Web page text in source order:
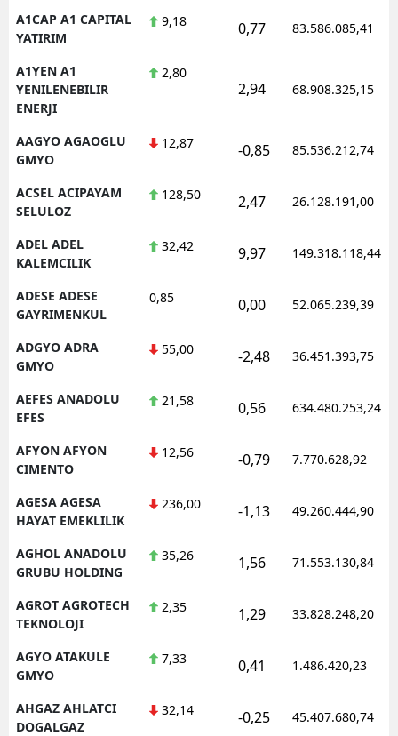
A1CAP A1 CAPITAL
YATIRIM
9,18 0,77 83.586.085,41
A1YEN A1
YENILENEBILIR
ENERJI
2,80
2,94 68.908.325,15
AAGYO AGAOGLU
GMYO
12,87 -0,85 85.536.212,74
ACSEL ACIPAYAM
SELULOZ
128,50 2,47 26.128.191,00
ADEL ADEL
KALEMCILIK
32,42 9,97 149.318.118,44
ADESE ADESE
GAYRIMENKUL
0,85 0,00 52.065.239,39
ADGYO ADRA
GMYO
55,00 -2,48 36.451.393,75
AEFES ANADOLU
EFES
21,58 0,56 634.480.253,24
AFYON AFYON
CIMENTO
12,56 -0,79 7.770.628,92
AGESA AGESA
HAYAT EMEKLILIK
236,00 -1,13 49.260.444,90
AGHOL ANADOLU
GRUBU HOLDING
35,26 1,56 71.553.130,84
AGROT AGROTECH
TEKNOLOJI
2,35 1,29 33.828.248,20
AGYO ATAKULE
GMYO
7,33 0,41 1.486.420,23
AHGAZ AHLATCI
DOGALGAZ
32,14 -0,25 45.407.680,74